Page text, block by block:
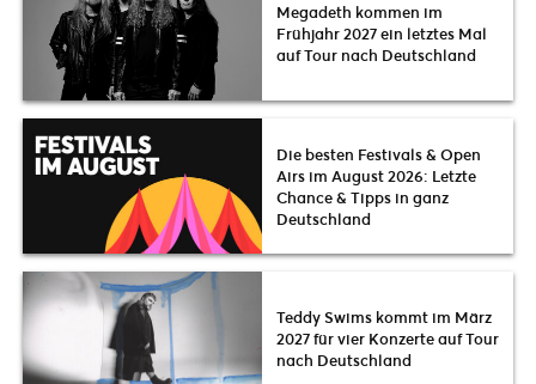
Megadeth kommen im
Frühjahr 2027 ein letztes Mal
auf Tour nach Deutschland
Die besten Festivals & Open
Airs im August 2026: Letzte
Chance & Tipps in ganz
Deutschland
Teddy Swims kommt im März
2027 für vier Konzerte auf Tour
nach Deutschland